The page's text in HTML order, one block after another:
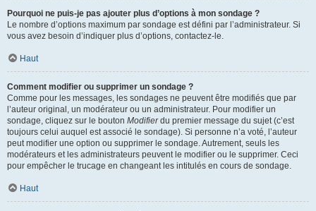
Pourquoi ne puis-je pas ajouter plus d’options à mon sondage ?
Le nombre d’options maximum par sondage est défini par l’administrateur. Si
vous avez besoin d’indiquer plus d’options, contactez-le.
Haut
Comment modifier ou supprimer un sondage ?
Comme pour les messages, les sondages ne peuvent être modifiés que par
l’auteur original, un modérateur ou un administrateur. Pour modifier un
sondage, cliquez sur le bouton Modifierdu premier message du sujet (c’est
toujours celui auquel est associé le sondage). Si personne n’a voté, l’auteur
peut modifier une option ou supprimer le sondage. Autrement, seuls les
modérateurs et les administrateurs peuvent le modifier ou le supprimer. Ceci
pour empêcher le trucage en changeant les intitulés en cours de sondage.
Haut